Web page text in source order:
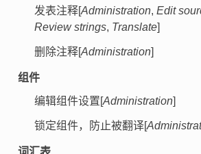
发表注释[Administration, Edit
Review strings, Translate]
删除注释[Administration]
组件
编辑组件设置[Administration]
锁定组件，防止被翻译[